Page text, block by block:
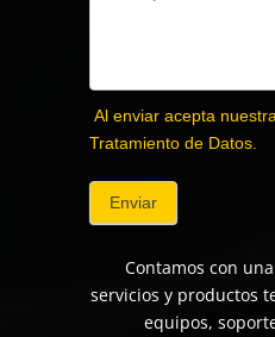
Al enviar acepta
Tratamiento de Datos.
Enviar
Contamos con
servicios y productos
equipos,